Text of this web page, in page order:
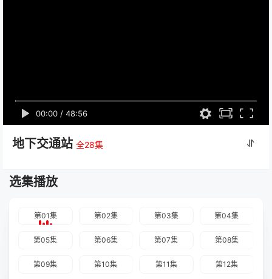
00:00 / 48:56
地下交通站 全28集
选集播放
第01集 第02集 第03集 第04集
第05集 第06集 第07集 第08集
第09集 第10集 第11集 第12集